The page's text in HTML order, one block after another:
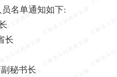
名单通知如下:
长
秘书长